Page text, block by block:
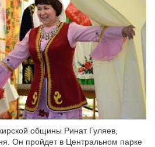
общины Ринат Гуляев,
Он пройдет в Центральном парке